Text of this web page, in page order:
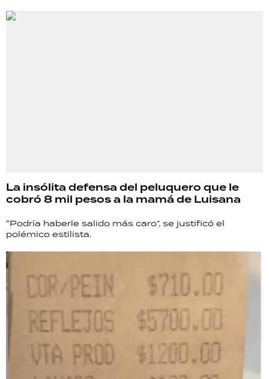
La insólita defensa del peluquero que le
cobró 8 mil pesos a la mamá de Luisana
"Podría haberle salido más caro”, se justificó el
polémico estilista.